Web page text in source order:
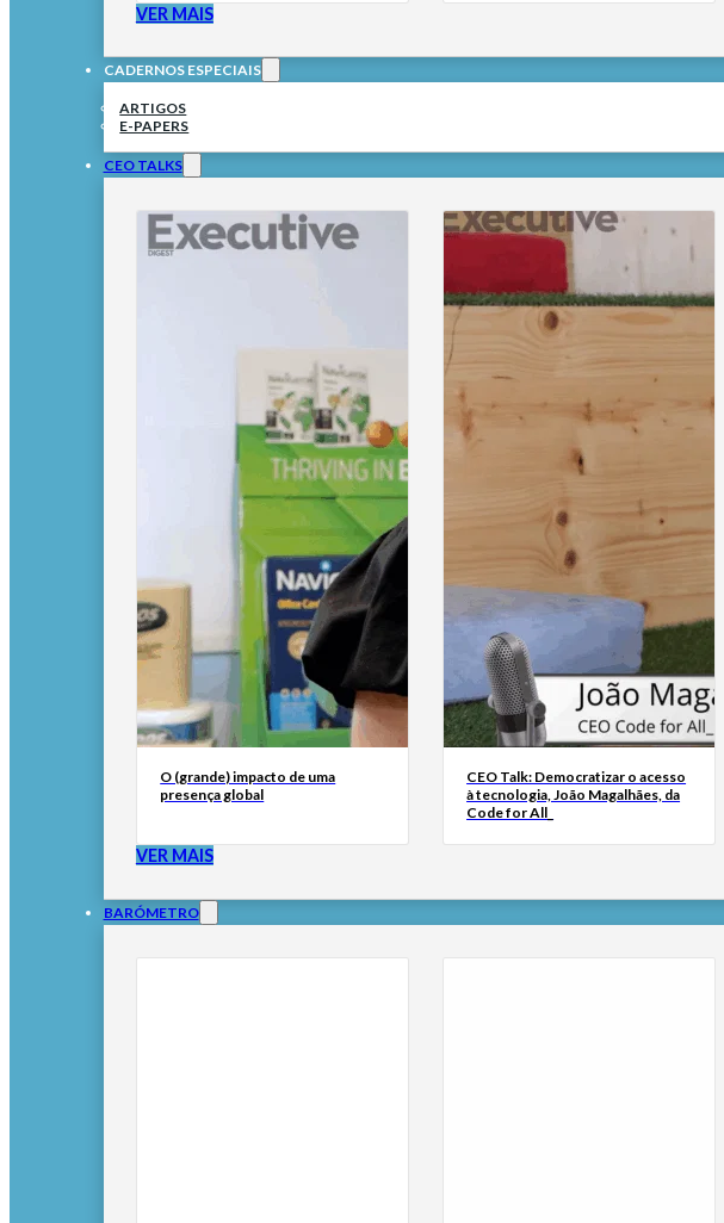
VER MAIS
CADERNOS ESPECIAIS
ARTIGOS
E-PAPERS
CEO TALKS
O (grande) impacto de uma
presença global
CEO Talk: Democratizar o acesso
à tecnologia, João Magalhães, da
Code for All_
VER MAIS
BARÓMETRO